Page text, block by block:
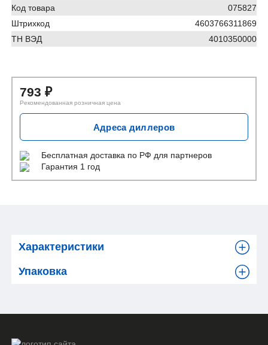
Код товара
075827
Штрихкод
4603766311869
ТН ВЭД
4010350000
793₽
Рекомендованная розничная цена
Адреса диллеров
Бесплатная доставка по РФ для партнеров
Гарантия 1 год
Характеристики
Упаковка